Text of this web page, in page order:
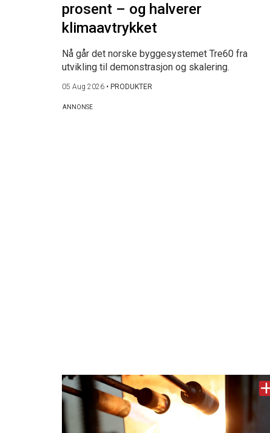
prosent – og halverer
klimaavtrykket
Nå går det norske byggesystemet Tre60 fra
utvikling til demonstrasjon og skalering.
05 Aug 2026 • PRODUKTER